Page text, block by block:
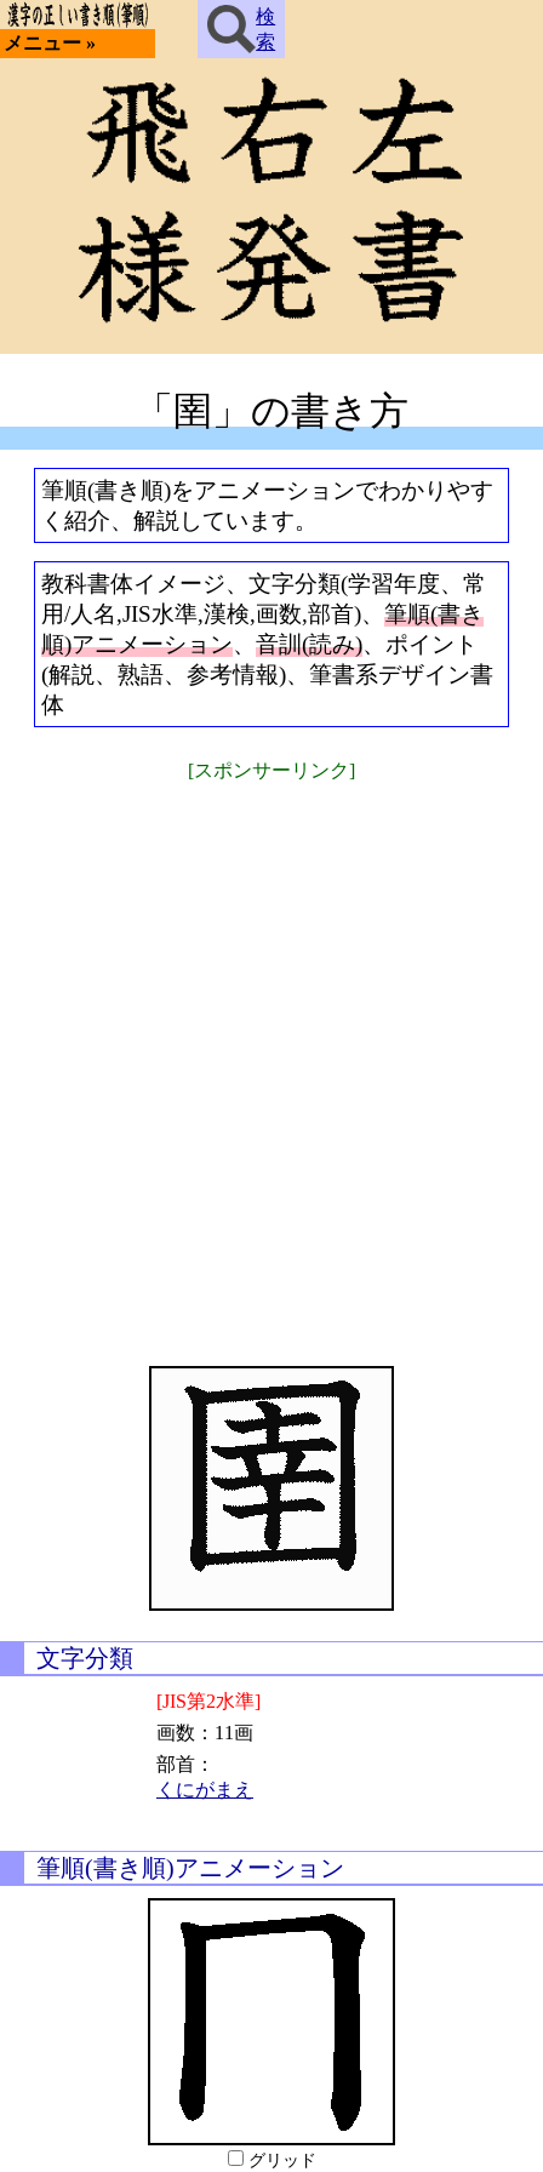
メニュー »
検
索
「圉」の書き方
筆順(書き順)をアニメーションでわかりやす
く紹介、解説しています。
教科書体イメージ、文字分類(学習年度、常
用/人名,JIS水準,漢検,画数,部首)、 筆順(書き
順)アニメーション、 音訓(読み)、ポイント
(解説、熟語、参考情報)、筆書系デザイン書
体
[スポンサーリンク]
文字分類
[JIS第2水準]
画数：11画
部首：
くにがまえ
筆順(書き順)アニメーション
グリッド